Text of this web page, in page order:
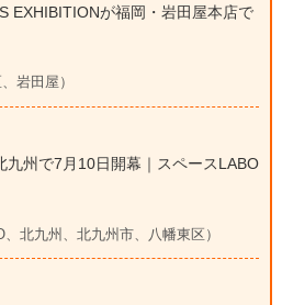
EXHIBITIONが福岡・岩田屋本店で
岩田屋）
九州で7月10日開幕｜スペースLABO
北九州、北九州市、八幡東区）